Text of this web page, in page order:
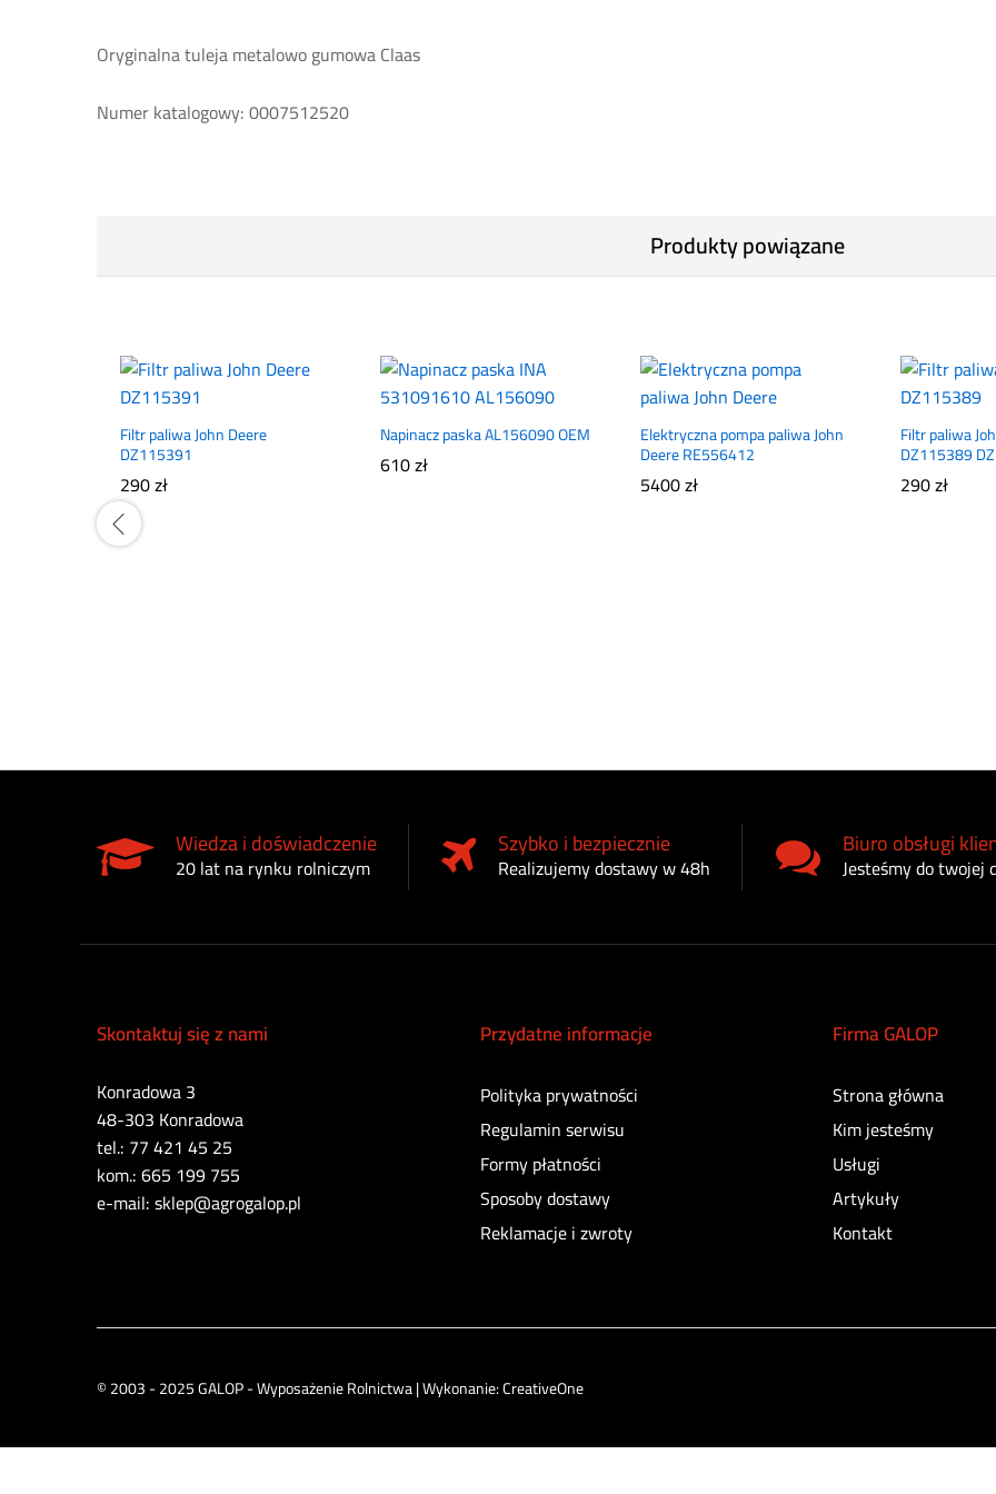
Oryginalna tuleja metalowo gumowa Claas
Numer katalogowy: 0007512520
Produkty powiązane
Filtr paliwa John Deere
DZ115391
290zł
Napinacz paska AL156090 OEM
610zł
Elektryczna pompa paliwa John
Deere RE556412
5400zł
Filtr paliwa
DZ115389
290zł
Wiedza i doświadczenie
20 lat na rynku rolniczym
Szybko i bezpiecznie
Realizujemy dostawy w 48h
Biuro obsługi
Jesteśmy do twojej
Skontaktuj się z nami
Konradowa 3
48-303 Konradowa
tel.: 77 421 45 25
kom.: 665 199 755
e-mail: sklep@agrogalop.pl
Przydatne informacje
Polityka prywatności
Regulamin serwisu
Formy płatności
Sposoby dostawy
Reklamacje i zwroty
Firma GALOP
Strona główna
Kim jesteśmy
Usługi
Artykuły
Kontakt
© 2003 - 2025 GALOP - Wyposażenie Rolnictwa | Wykonanie:CreativeOne